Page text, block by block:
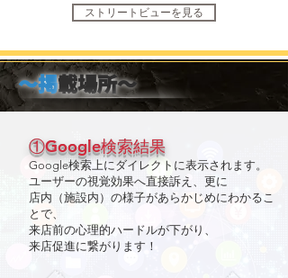
ストリートビューを見る
〜掲載場所〜
①Google検索結果
Google検索上にダイレクトに表示されます。
ユーザーの視覚効果へ直接訴え、更に
店内（施設内）の様子があらかじめにわかるこ
とで、
来店前の心理的ハードルが下がり、
来店促進に繋がります！